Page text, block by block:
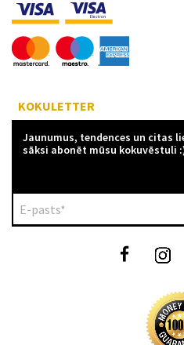
KOKULETTER
Jaunumus, tendences un citas
sāksi abonēt mūsu kokuvēstuli
E-pasts*